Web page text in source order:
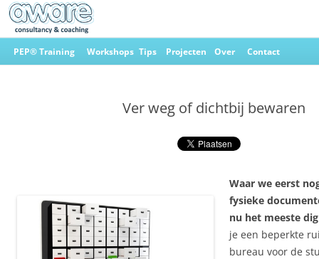
Ga
naar
PEP® Training Workshops Tips Projecten Over Contact
Ver weg of dichtbij bewaren
Waar we eerst
fysieke
nu het meeste
je een beperkte
bureau voor de